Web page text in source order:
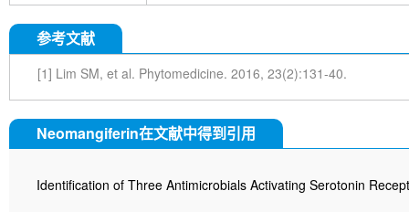
参考文献
[1] Lim SM, et al. Phytomedicine. 2016, 23(2):131-40.
Neomangiferin在文献中得到引用
Identification of Three Antimicrobials Activating Serotonin